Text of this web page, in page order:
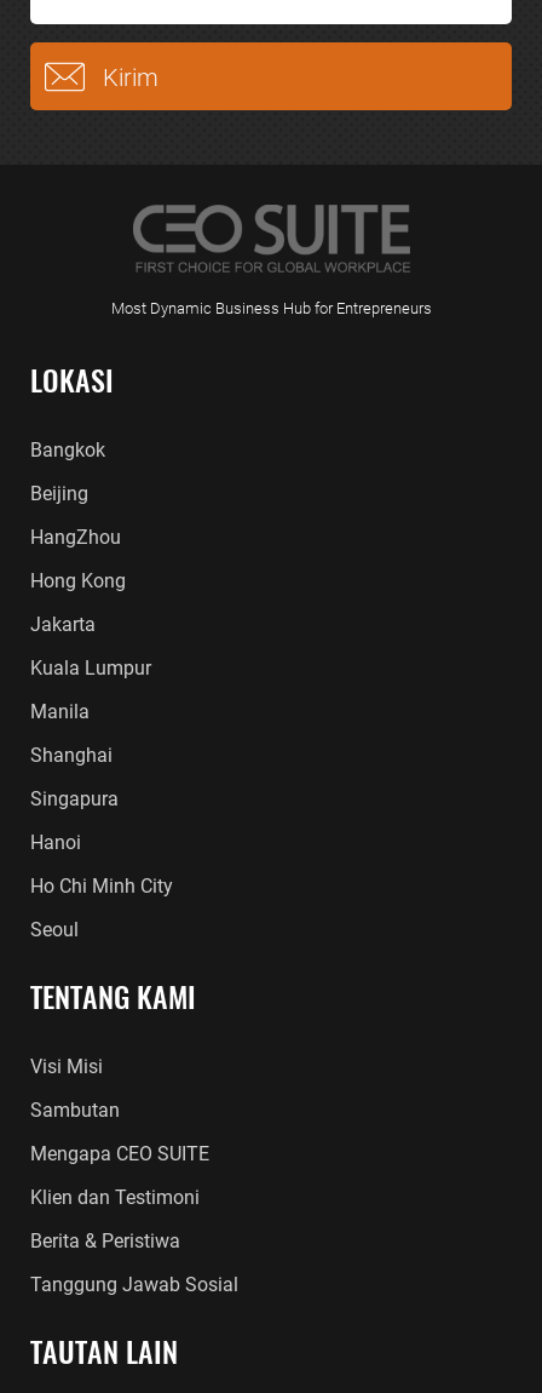
Most Dynamic Business Hub for Entrepreneurs
LOKASI
Bangkok
Beijing
HangZhou
Hong Kong
Jakarta
Kuala Lumpur
Manila
Shanghai
Singapura
Hanoi
Ho Chi Minh City
Seoul
TENTANG KAMI
Visi Misi
Sambutan
Mengapa CEO SUITE
Klien dan Testimoni
Berita & Peristiwa
Tanggung Jawab Sosial
TAUTAN LAIN